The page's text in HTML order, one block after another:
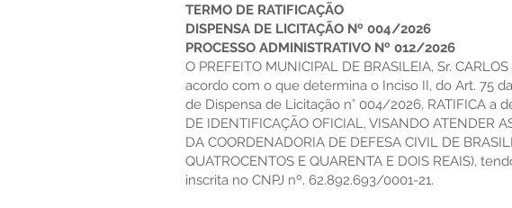
TERMO DE RATIFICAÇÃO
DISPENSA DE LICITAÇÃO Nº 004/2026
PROCESSO ADMINISTRATIVO Nº 012/2026
O PREFEITO MUNICIPAL DE BRASILEIA, Sr.
acordo com o que determina o Inciso II, do Art. 75
de Dispensa de Licitação n° 004/2026, RATIFICA a
DE IDENTIFICAÇÃO OFICIAL, VISANDO ATENDER
DA COORDENADORIA DE DEFESA CIVIL DE
QUATROCENTOS E QUARENTA E DOIS REAIS),
inscrita no CNPJ nº. 62.892.693/0001-21.